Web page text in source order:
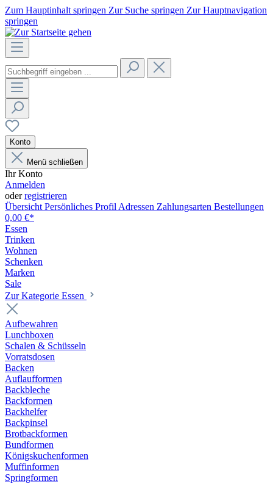
Zum Hauptinhalt springen Zur Suche springen Zur Hauptnavigation
springen
Konto
Menü schließen
Ihr Konto
Anmelden
oderregistrieren
Übersicht Persönliches Profil Adressen Zahlungsarten Bestellungen
0,00 €*
Essen
Trinken
Wohnen
Schenken
Marken
Sale
Zur Kategorie Essen
Aufbewahren
Lunchboxen
Schalen & Schüsseln
Vorratsdosen
Backen
Auflaufformen
Backbleche
Backformen
Backhelfer
Backpinsel
Brotbackformen
Bundformen
Königskuchenformen
Muffinformen
Springformen